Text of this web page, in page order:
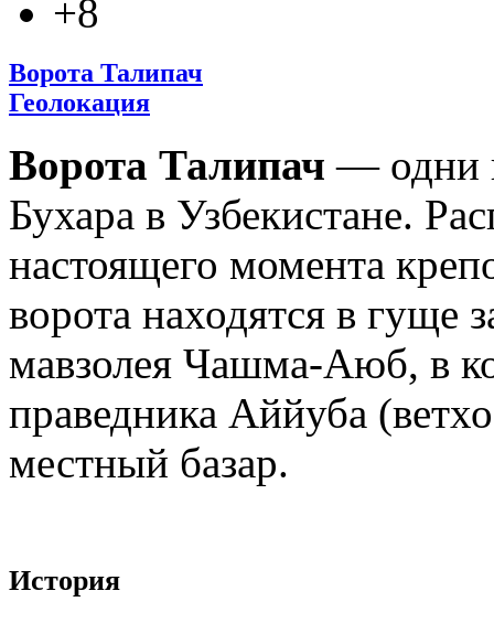
+8
Ворота Талипач
Геолокация
Ворота Талипач — одни
Бухара в Узбекистане.
настоящего момента
ворота находятся в гуще
мавзолея Чашма-Аюб, в
праведника Аййуба
местный базар.
История